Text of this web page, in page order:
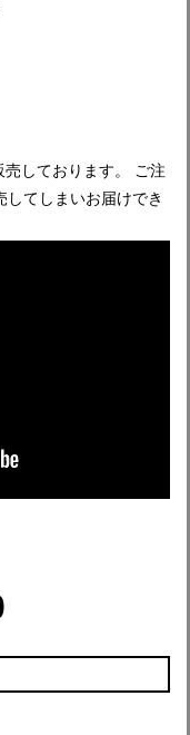
しております。 ご注
てしまいお届けでき